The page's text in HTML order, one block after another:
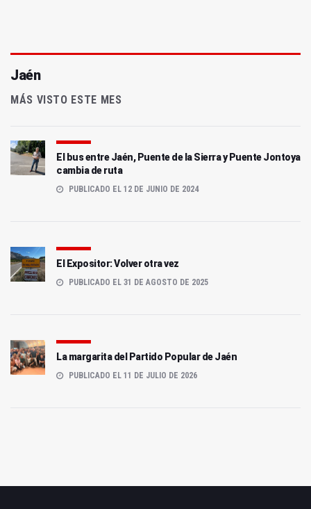
Jaén
MÁS VISTO ESTE MES
El bus entre Jaén, Puente de la Sierra y Puente Jontoya
cambia de ruta
PUBLICADO EL 12 DE JUNIO DE 2024
El Expositor: Volver otra vez
PUBLICADO EL 31 DE AGOSTO DE 2025
La margarita del Partido Popular de Jaén
PUBLICADO EL 11 DE JULIO DE 2026